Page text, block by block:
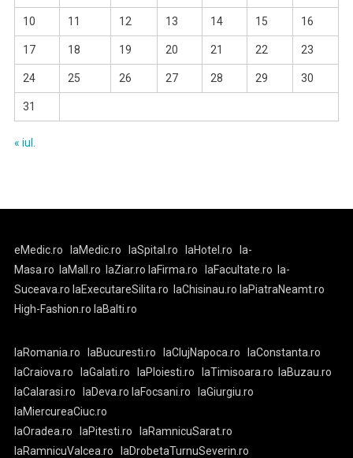
10 11 12 13 14 15 16
17 18 19 20 21 22 23
24 25 26 27 28 29 30
31
« iul.
eMedic.ro laMedic.ro laSpital.ro laHotel.ro
la-
Masa.ro
laMall.ro laZiar.ro laFirma.ro laFacultate.ro
la-
Suceava.ro laExecutareSilita.ro laChisinau.ro laPiatraNeamt.ro
High-Fashion.ro laBalti.ro
laRomania.ro laBucuresti.ro laClujNapoca.ro
laConstanta.ro
laCraiova.ro
laGalati.ro laPloiesti.ro laTimisoara.ro
laBuzau.ro
laCalarasi.ro
laDeva.ro laFocsani.ro
laGiurgiu.ro
laMiercureaCiuc.ro
laOradea.ro
laPitesti.ro
laRamnicuSarat.ro
laRamnicuValcea.ro
laDrobetaTurnuSeverin.ro